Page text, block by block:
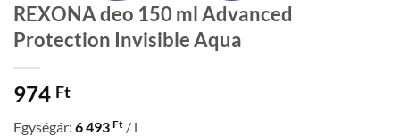
REXONA deo 150 ml Advanced
Protection Invisible Aqua
974 Ft
Egységár: 6 493 Ft / l